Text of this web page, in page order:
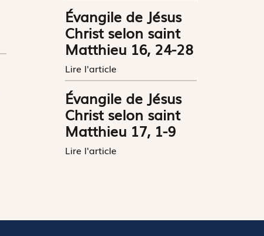
Évangile de Jésus
Christ selon saint
Matthieu 16, 24-28
Lire l'article
Évangile de Jésus
Christ selon saint
Matthieu 17, 1-9
Lire l'article